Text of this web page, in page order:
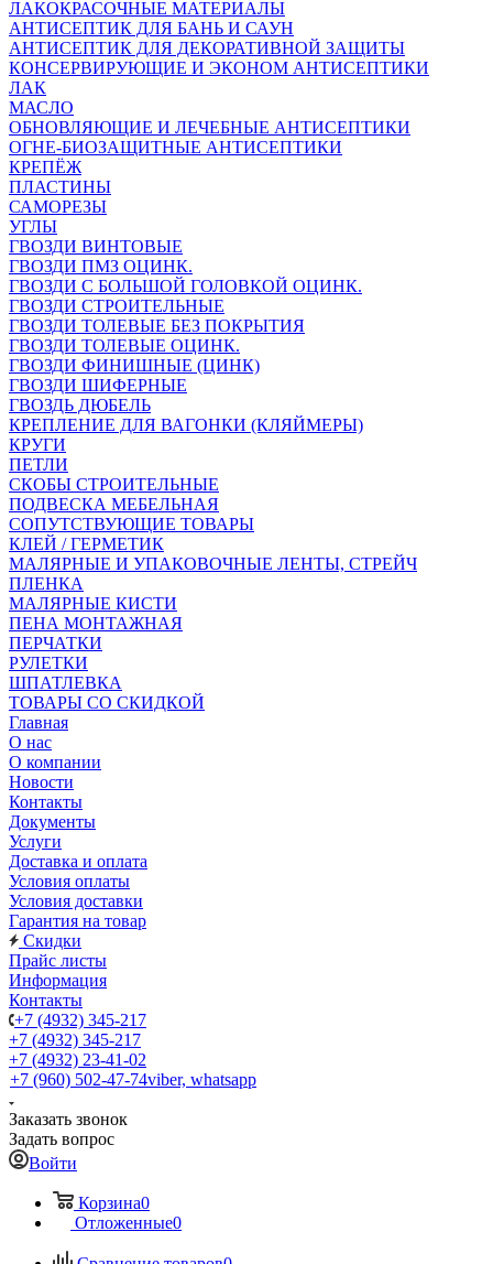
ЛАКОКРАСОЧНЫЕ МАТЕРИАЛЫ
АНТИСЕПТИК ДЛЯ БАНЬ И САУН
АНТИСЕПТИК ДЛЯ ДЕКОРАТИВНОЙ ЗАЩИТЫ
КОНСЕРВИРУЮЩИЕ И ЭКОНОМ АНТИСЕПТИКИ
ЛАК
МАСЛО
ОБНОВЛЯЮЩИЕ И ЛЕЧЕБНЫЕ АНТИСЕПТИКИ
ОГНЕ-БИОЗАЩИТНЫЕ АНТИСЕПТИКИ
КРЕПЁЖ
ПЛАСТИНЫ
САМОРЕЗЫ
УГЛЫ
ГВОЗДИ ВИНТОВЫЕ
ГВОЗДИ ПМЗ ОЦИНК.
ГВОЗДИ С БОЛЬШОЙ ГОЛОВКОЙ ОЦИНК.
ГВОЗДИ СТРОИТЕЛЬНЫЕ
ГВОЗДИ ТОЛЕВЫЕ БЕЗ ПОКРЫТИЯ
ГВОЗДИ ТОЛЕВЫЕ ОЦИНК.
ГВОЗДИ ФИНИШНЫЕ (ЦИНК)
ГВОЗДИ ШИФЕРНЫЕ
ГВОЗДЬ ДЮБЕЛЬ
КРЕПЛЕНИЕ ДЛЯ ВАГОНКИ (КЛЯЙМЕРЫ)
КРУГИ
ПЕТЛИ
СКОБЫ СТРОИТЕЛЬНЫЕ
ПОДВЕСКА МЕБЕЛЬНАЯ
СОПУТСТВУЮЩИЕ ТОВАРЫ
КЛЕЙ / ГЕРМЕТИК
МАЛЯРНЫЕ И УПАКОВОЧНЫЕ ЛЕНТЫ, СТРЕЙЧ
ПЛЕНКА
МАЛЯРНЫЕ КИСТИ
ПЕНА МОНТАЖНАЯ
ПЕРЧАТКИ
РУЛЕТКИ
ШПАТЛЕВКА
ТОВАРЫ СО СКИДКОЙ
Главная
О нас
О компании
Новости
Контакты
Документы
Услуги
Доставка и оплата
Условия оплаты
Условия доставки
Гарантия на товар
Скидки
Прайс листы
Информация
Контакты
+7 (4932) 345-217
+7 (4932) 345-217
+7 (4932) 23-41-02
+7 (960) 502-47-74viber, whatsapp
Заказать звонок
Задать вопрос
Войти
Корзина0
Отложенные0